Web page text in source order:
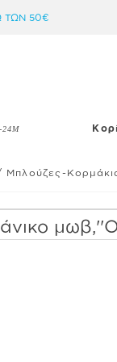
ΤΩΝ 50€
24Μ
Μπλούζες-